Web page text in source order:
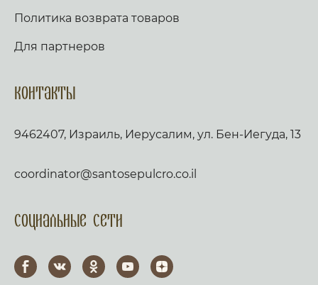
Политика возврата товаров
Для партнеров
Контакты
9462407, Израиль, Иерусалим, ул. Бен-Иегуда, 13
coordinator@santosepulcro.co.il
Социальные сети